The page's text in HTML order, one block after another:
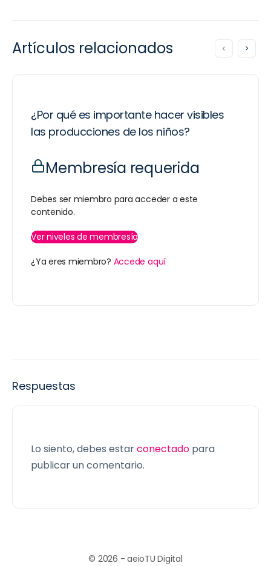
Artículos relacionados
¿Por qué es importante hacer visibles
las producciones de los niños?
Membresía requerida
Debes ser miembro para acceder a este
contenido.
Ver niveles de membresía
¿Ya eres miembro? Accede aquí
Respuestas
Lo siento, debes estarconectado para
publicar un comentario.
© 2026 - aeioTU Digital